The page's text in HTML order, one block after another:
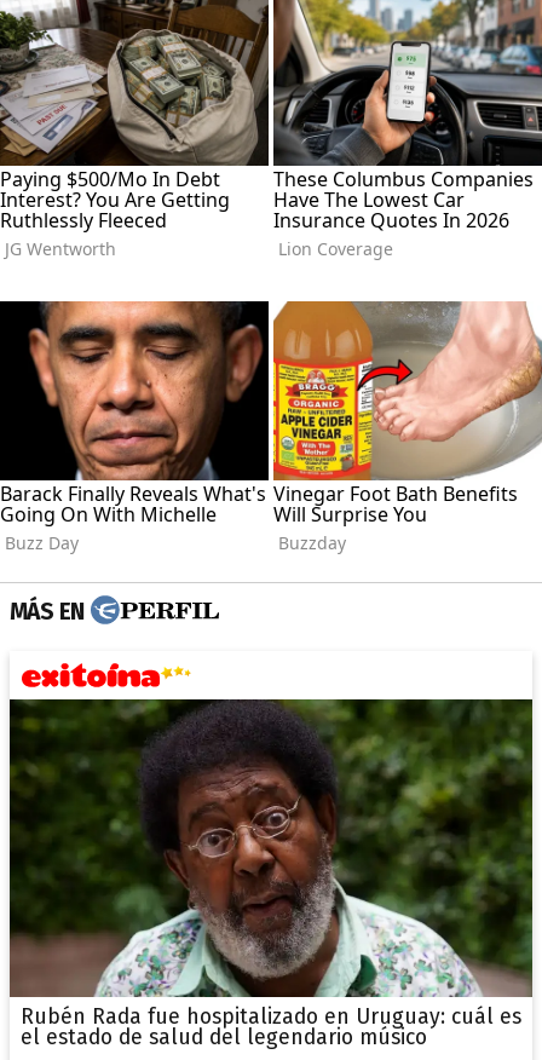
MÁS EN
Rubén Rada fue hospitalizado en Uruguay: cuál es
el estado de salud del legendario músico